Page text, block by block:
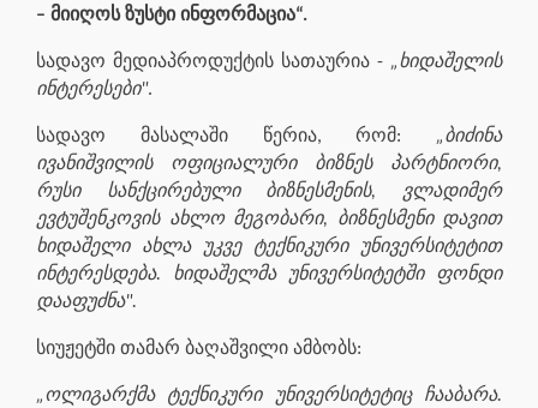
– მიიღოს ზუსტი ინფორმაცია“.
სადავო მედიაპროდუქტის სათაურია - „ხიდაშელის
ინტერესები".
სადავო მასალაში წერია, რომ: „ბიძინა
ივანიშვილის ოფიციალური ბიზნეს პარტნიორი,
რუსი სანქცირებული ბიზნესმენის, ვლადიმერ
ევტუშენკოვის ახლო მეგობარი, ბიზნესმენი დავით
ხიდაშელი ახლა უკვე ტექნიკური უნივერსიტეტით
ინტერესდება. ხიდაშელმა უნივერსიტეტში ფონდი
დააფუძნა".
სიუჟეტში თამარ ბაღაშვილი ამბობს:
„ოლიგარქმა ტექნიკური უნივერსიტეტიც ჩააბარა.